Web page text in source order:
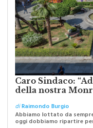
Caro Sindaco:
della nostra
diRaimondo Burgio
Abbiamo lottato da
oggi dobbiamo ripartire